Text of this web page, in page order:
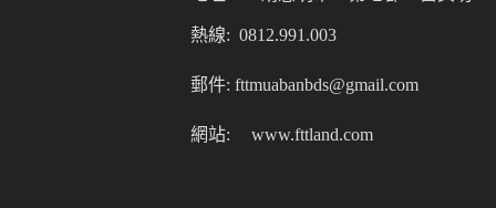
熱線: 0812.991.003
郵件: fttmuabanbds@gmail.com
網站: www.fttland.com